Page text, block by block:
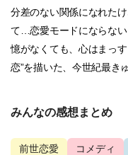
分差のない関係になれた
て…恋愛モードにならな
憶がなくても、心はまっ
恋”を描いた、今世紀最き
みんなの感想まとめ
前世恋愛 コメディ